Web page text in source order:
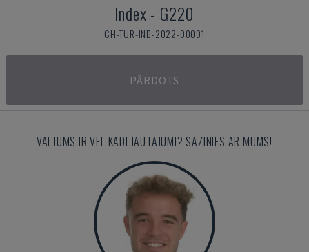
Index- G220
CH-TUR-IND-2022-00001
PĀRDOTS
VAI JUMS IR VĒL KĀDI JAUTĀJUMI? SAZINIES AR MUMS!